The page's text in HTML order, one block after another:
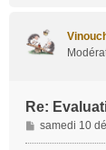
Re:
M
e
samedi 10